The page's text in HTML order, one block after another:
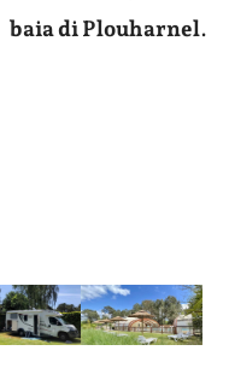
baia di Plouharnel.